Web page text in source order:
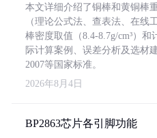
本文详细介绍了铜棒和黄铜棒
（理论公式法、查表法、在线
棒密度取值（8.4-8.7g/cm³）
际计算案例、误差分析及选材
2007等国家标准。
2026年8月4日
BP2863芯片各引脚功能